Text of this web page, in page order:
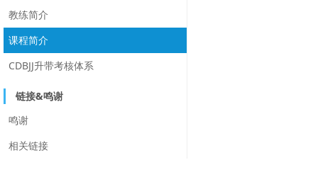
教练简介
课程简介
CDBJJ升带考核体系
链接&鸣谢
鸣谢
相关链接